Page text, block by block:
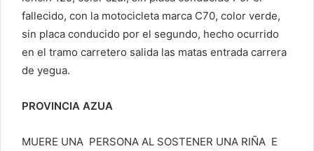
fallecido, con la motocicleta marca C70, color verde,
sin placa conducido por el segundo, hecho ocurrido
en el tramo carretero salida las matas entrada carrera
de yegua.
PROVINCIA AZUA
MUERE UNA PERSONA AL SOSTENER UNA RIÑA E